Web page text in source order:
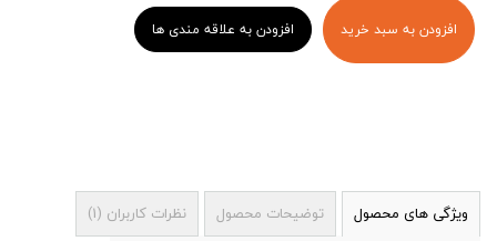
افزودن به سبد خرید افزودن به علاقه مندی ها
ویژگی های محصول توضیحات محصول نظرات کاربران (
1
)